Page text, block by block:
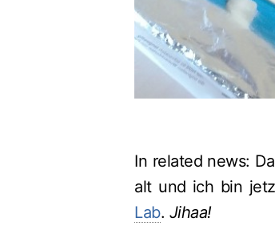
In related news:
alt und ich bin
Lab. Jihaa!